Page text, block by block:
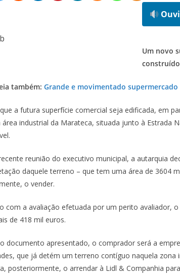
Um novo
também: Grande e movimentado
a futura superfície comercial seja edificada, em
área industrial da Marateca, situada junto à Estrada
reunião do executivo municipal, a autarquia
daquele terreno – que tem uma área de 3604
o vender.
com a avaliação efetuada por um perito avaliador,
de 418 mil euros.
documento apresentado, o comprador será a
que já detém um terreno contíguo naquela
posteriormente, o arrendar à Lidl & Companhia